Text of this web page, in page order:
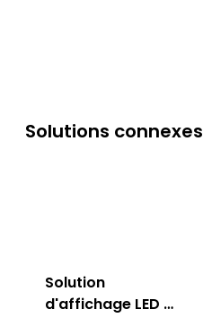
Solutions connexes
Solution
d'affichage LED en